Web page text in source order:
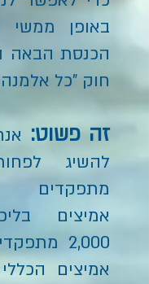
באופן
הכנסת הבאה
חוק "כל אלמנה
זה פשוט:
מתפקדים
אמיצים
2,000
אמיצים